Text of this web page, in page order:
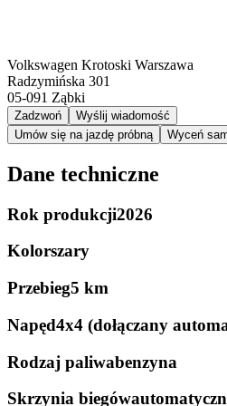
Volkswagen Krotoski Warszawa
Radzymińska 301
05-091 Ząbki
Zadzwoń
Wyślij wiadomość
Umów się na jazdę próbną
Wyceń
Dane techniczne
Rok produkcji2026
Kolorszary
Przebieg5 km
Napęd4x4 (dołączany
Rodzaj paliwabenzyna
Skrzynia biegów